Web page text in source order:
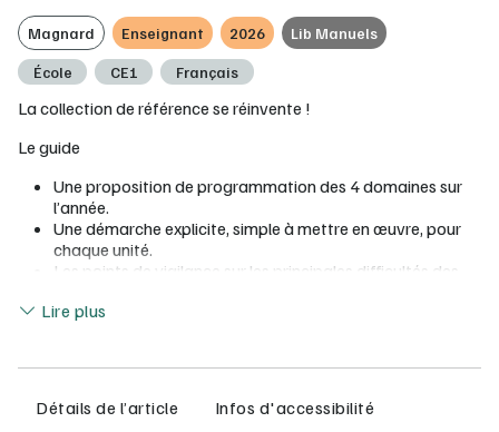
Magnard Enseignant 2026 Lib Manuels
École CE1 Français
La collection de référence se réinvente !
Le guide
Une proposition de programmation des 4 domaines sur
l’année.
Une démarche explicite, simple à mettre en œuvre, pour
chaque unité.
Les points de vigilance sur les principales difficultés des
Des propositions pour les dictées en lien avec chaque
de vos élèves.
La banque de ressources
Lire plus
Détails de l’article
Infos d'accessibilité